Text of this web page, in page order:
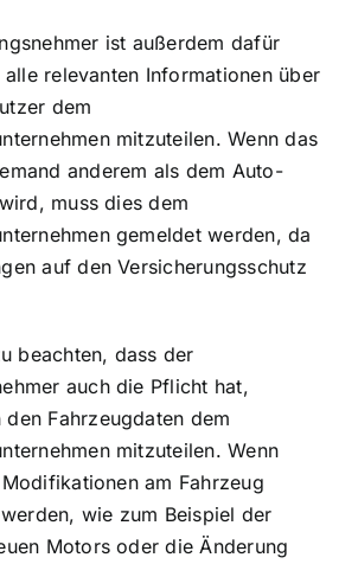
ist außerdem dafür
relevanten Informationen über
dem
mitzuteilen. Wenn das
anderem als dem Auto-
muss dies dem
gemeldet werden, da
auf den Versicherungsschutz
beachten, dass der
auch die Pflicht hat,
den Fahrzeugdaten dem
mitzuteilen. Wenn
am Fahrzeug
wie zum Beispiel der
Motors oder die Änderung